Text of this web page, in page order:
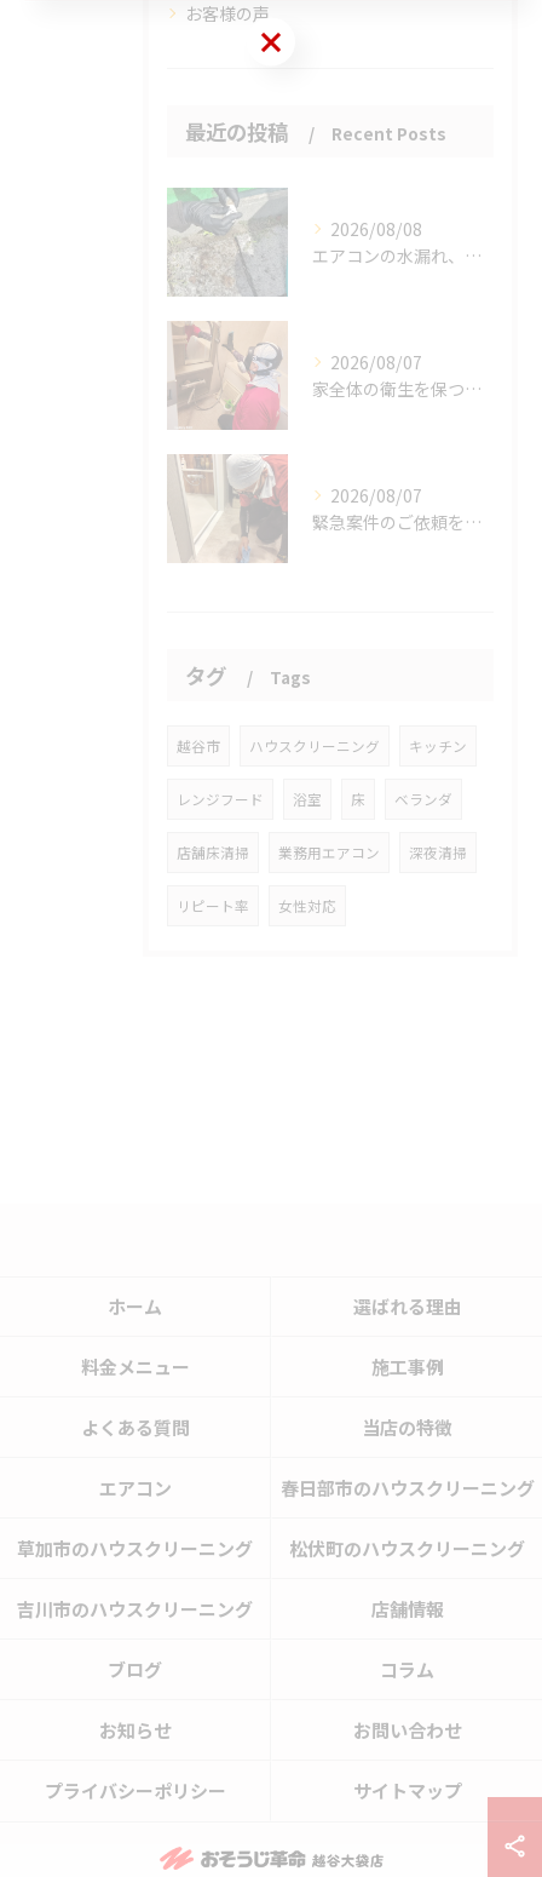
お客様の声
最近の投稿 Recent Posts
2026/08/08
エアコンの水漏れ、心配ですよね。
2026/08/07
家全体の衛生を保つ鍵。
2026/08/07
緊急案件のご依頼をいただきました。
タグ Tags
越谷市 ハウスクリーニング キッチン
レンジフード 浴室 床 ベランダ
店舗床清掃 業務用エアコン 深夜清掃
リピート率 女性対応
ホーム 選ばれる理由
料金メニュー 施工事例
よくある質問 当店の特徴
エアコン 春日部市のハウスクリーニング
草加市のハウスクリーニング 松伏町のハウスクリーニング
吉川市のハウスクリーニング 店舗情報
ブログ コラム
お知らせ お問い合わせ
プライバシーポリシー サイトマップ
お問い合わせはこちら